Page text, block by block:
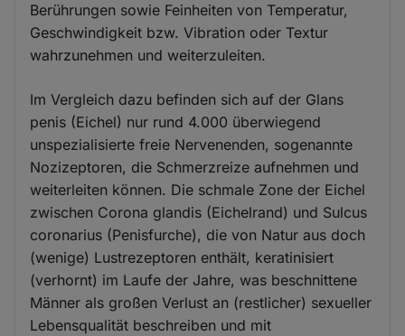
Berührungen sowie Feinheiten von Temperatur,
Geschwindigkeit bzw. Vibration oder Textur
wahrzunehmen und weiterzuleiten.
Im Vergleich dazu befinden sich auf der Glans
penis (Eichel) nur rund 4.000 überwiegend
unspezialisierte freie Nervenenden, sogenannte
Nozizeptoren, die Schmerzreize aufnehmen und
weiterleiten können. Die schmale Zone der Eichel
zwischen Corona glandis (Eichelrand) und Sulcus
coronarius (Penisfurche), die von Natur aus doch
(wenige) Lustrezeptoren enthält, keratinisiert
(verhornt) im Laufe der Jahre, was beschnittene
Männer als großen Verlust an (restlicher) sexueller
Lebensqualität beschreiben und mit